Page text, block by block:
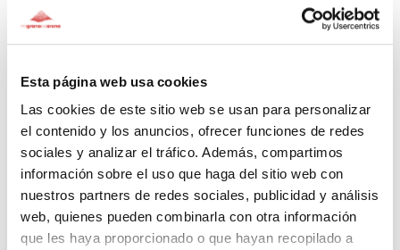
Esta página web usa cookies
Las cookies de este sitio web se usan para personalizar
el contenido y los anuncios, ofrecer funciones de redes
sociales y analizar el tráfico. Además, compartimos
información sobre el uso que haga del sitio web con
nuestros partners de redes sociales, publicidad y análisis
web, quienes pueden combinarla con otra información
que les haya proporcionado o que hayan recopilado a
Una inicativa para entrega a los demás. Enhorabuena
NoMeAbandonesEnLaCima
3,511 days ago
desde Córdoba deseamos que podaís completar